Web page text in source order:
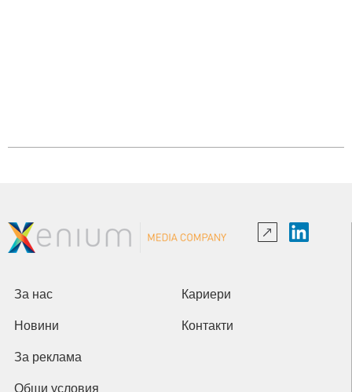
За нас Кариери
Новини Контакти
За реклама
Общи условия